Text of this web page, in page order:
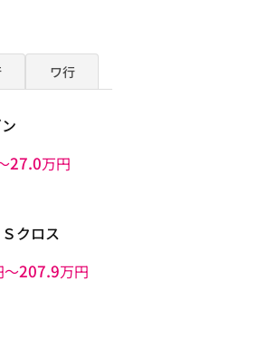
ワ行
27.0万円
クロス
〜207.9万円